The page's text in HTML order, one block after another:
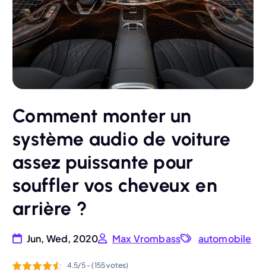
Comment monter un
système audio de voiture
assez puissante pour
souffler vos cheveux en
arrière ?
Jun, Wed, 2020 Max Vrombass automobile
4.5/5 - (155 votes)